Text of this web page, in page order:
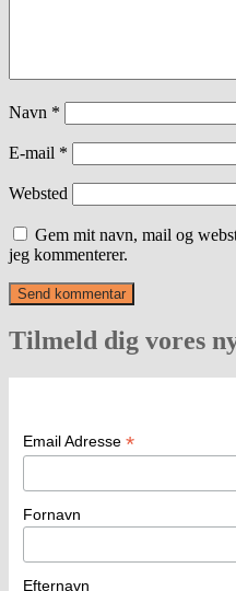
Navn *
E-mail *
Websted
Gem mit navn, mail og
jeg kommenterer.
Tilmeld dig vores
Email Adresse *
Fornavn
Efternavn